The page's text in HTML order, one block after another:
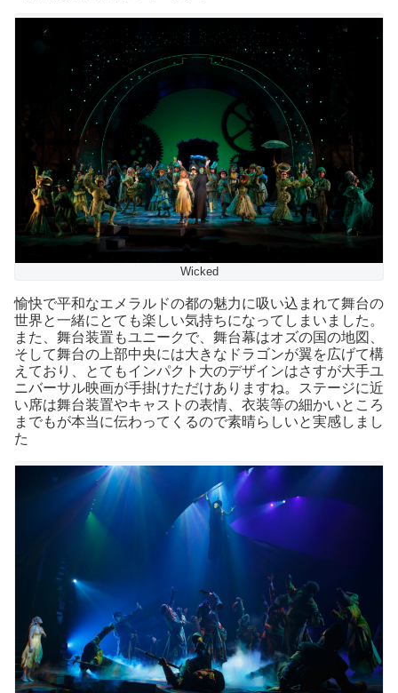
Wicked
愉快で平和なエメラルドの都の魅力に吸い込まれて舞台の
世界と一緒にとても楽しい気持ちになってしまいました。
また、舞台装置もユニークで、舞台幕はオズの国の地図、
そして舞台の上部中央には大きなドラゴンが翼を広げて構
えており、とてもインパクト大のデザインはさすが大手ユ
ニバーサル映画が手掛けただけありますね。ステージに近
い席は舞台装置やキャストの表情、衣装等の細かいところ
までもが本当に伝わってくるので素晴らしいと実感しまし
た